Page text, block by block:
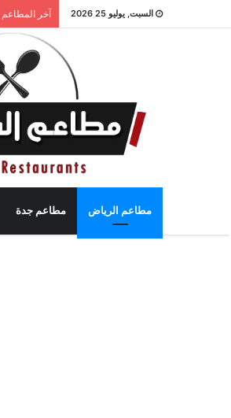
السبت, يوليو 25 2026 آخر المطاعم
مطاعم الرياض مطاعم جدة